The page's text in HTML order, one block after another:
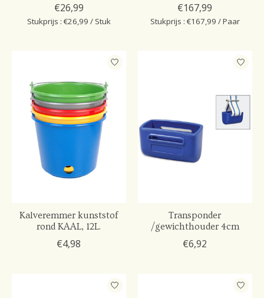
€26,99
Stukprijs : €26,99 / Stuk
€167,99
Stukprijs : €167,99 / Paar
Kalveremmer kunststof
rond KAAL, 12L.
€4,98
Transponder
/gewichthouder 4cm
€6,92